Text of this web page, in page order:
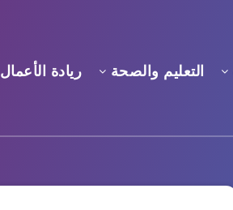
التعليم والصحة ريادة الأعمال